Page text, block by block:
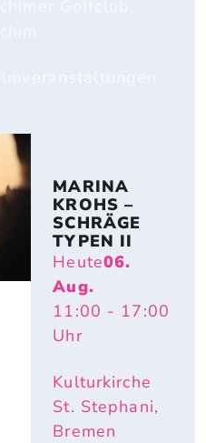
MARINA
KROHS –
SCHRÄGE
TYPEN II
Heute06.
Aug.
11:00 - 17:00
Uhr
Kulturkirche
St. Stephani,
Bremen